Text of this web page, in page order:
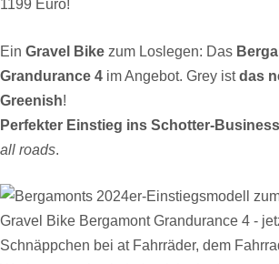
Ein Gravel Bike zum Loslegen: Das
Grandurance 4 im Angebot. Grey istdas
Greenish!
Perfekter Einstieg ins Schotter-Business
all roads